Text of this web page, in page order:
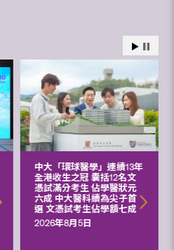
中大「環球醫學」連續13年
全港收生之冠 囊括12名文
憑試滿分考生 佔學醫狀元
六成 中大醫科續為尖子首
選 文憑試考生佔學額七成
2026年8月5日